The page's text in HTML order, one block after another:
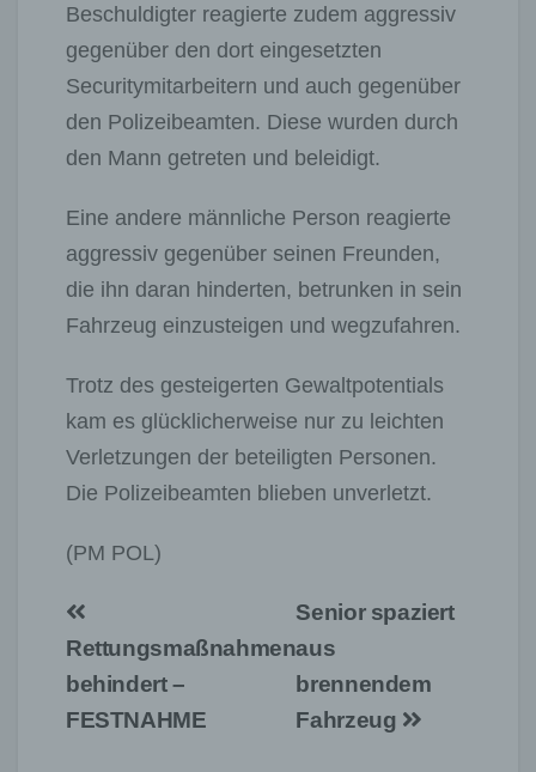
Beschuldigter reagierte zudem aggressiv
gegenüber den dort eingesetzten
Securitymitarbeitern und auch gegenüber
den Polizeibeamten. Diese wurden durch
den Mann getreten und beleidigt.
Eine andere männliche Person reagierte
aggressiv gegenüber seinen Freunden,
die ihn daran hinderten, betrunken in sein
Fahrzeug einzusteigen und wegzufahren.
Trotz des gesteigerten Gewaltpotentials
kam es glücklicherweise nur zu leichten
Verletzungen der beteiligten Personen.
Die Polizeibeamten blieben unverletzt.
(PM POL)
Beitragsnavigation
Senior spaziert
aus
brennendem
Fahrzeug
Rettungsmaßnahmen
behindert –
FESTNAHME